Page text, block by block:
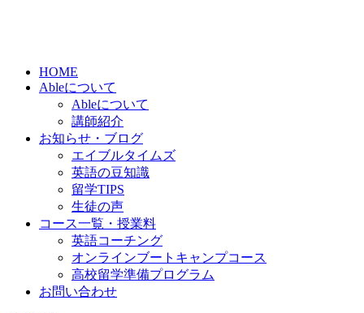
HOME
Ableについて
Ableについて
講師紹介
お知らせ・ブログ
エイブルタイムズ
英語の豆知識
留学TIPS
生徒の声
コース一覧・授業料
英語コーチング
オンラインブートキャンプコース
高校留学準備プログラム
お問い合わせ